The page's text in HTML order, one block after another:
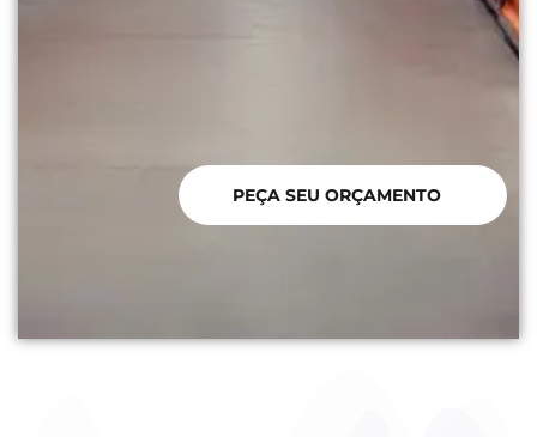
PEÇA SEU ORÇAMENTO